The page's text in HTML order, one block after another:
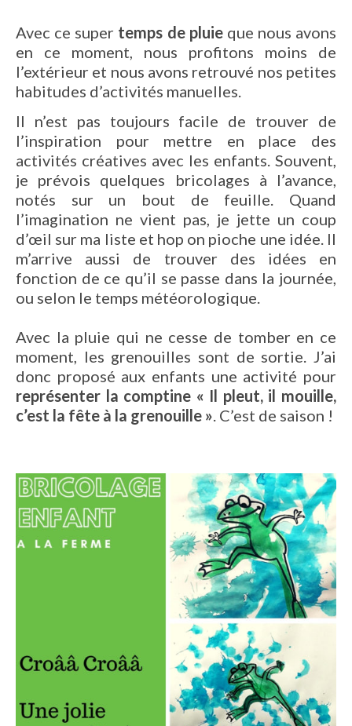
Avec ce super temps de pluieque nous avons
en ce moment, nous profitons moins de
l’extérieur et nous avons retrouvé nos petites
habitudes d’activités manuelles.
Il n’est pas toujours facile de trouver de
l’inspiration pour mettre en place des
activités créatives avec les enfants. Souvent,
je prévois quelques bricolages à l’avance,
notés sur un bout de feuille. Quand
l’imagination ne vient pas, je jette un coup
d’œil sur ma liste et hop on pioche une idée. Il
m’arrive aussi de trouver des idées en
fonction de ce qu’il se passe dans la journée,
ou selon le temps météorologique.
Avec la pluie qui ne cesse de tomber en ce
moment, les grenouilles sont de sortie. J’ai
donc proposé aux enfants une activité pour
représenter la comptine « Il pleut, il mouille,
c’est la fête à la grenouille ». C’est de saison !